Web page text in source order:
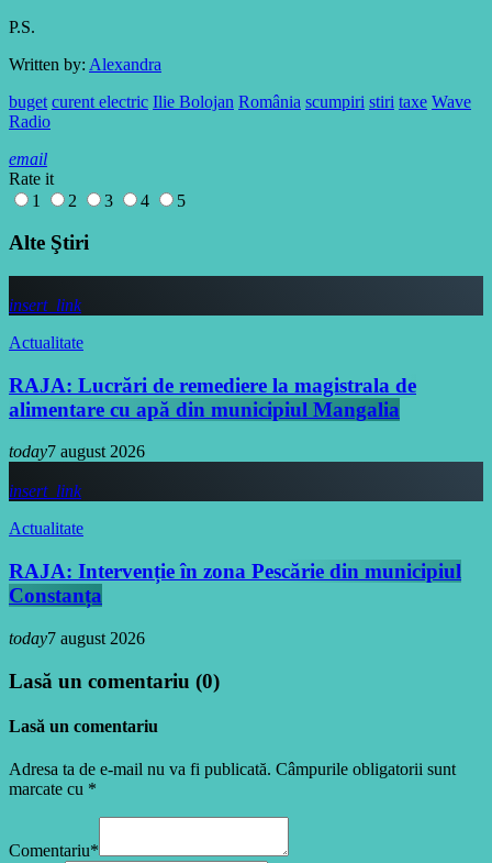
P.S.
Written by: Alexandra
buget curent electric Ilie Bolojan România scumpiri stiri taxe Wave
Radio
email
Rate it
1
2 3 4 5
Alte Ştiri
insert_link
Actualitate
RAJA: Lucrări de remediere la magistrala de
alimentare cu apă din municipiul Mangalia
today7 august 2026
insert_link
Actualitate
RAJA: Intervenție în zona Pescărie din municipiul
Constanța
today7 august 2026
Lasă un comentariu (0)
Lasă un comentariu
Adresa ta de e-mail nu va fi publicată. Câmpurile obligatorii sunt
marcate cu *
Comentariu*